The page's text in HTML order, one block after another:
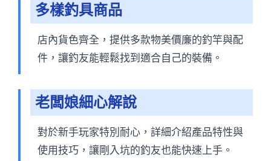
多樣釣具商品
店內貨色齊全，提供多款物美價廉的釣竿與配
件，讓釣友能輕鬆找到適合自己的裝備。
老闆娘細心解說
對於新手玩家特別耐心，詳細介紹產品特性與
使用技巧，讓剛入坑的釣友也能快速上手。